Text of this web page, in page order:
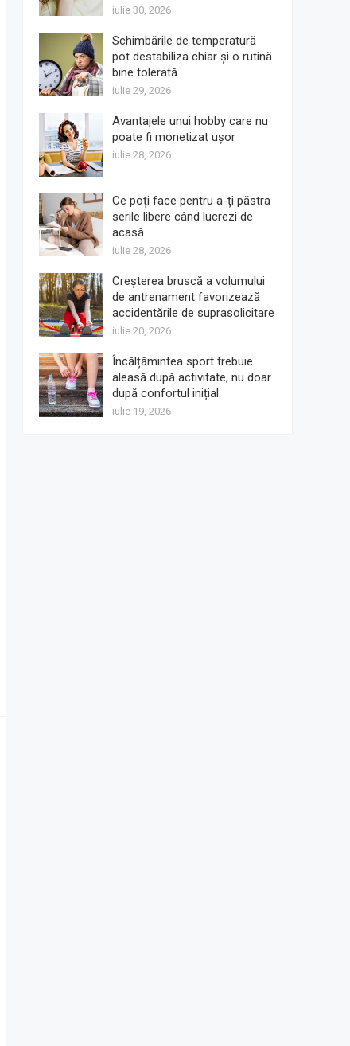
iulie 30, 2026
Schimbările de temperatură
pot destabiliza chiar și o rutină
bine tolerată
iulie 29, 2026
Avantajele unui hobby care nu
poate fi monetizat ușor
iulie 28, 2026
Ce poți face pentru a-ți păstra
serile libere când lucrezi de
acasă
iulie 28, 2026
Creșterea bruscă a volumului
de antrenament favorizează
accidentările de suprasolicitare
iulie 20, 2026
Încălțămintea sport trebuie
aleasă după activitate, nu doar
după confortul inițial
iulie 19, 2026